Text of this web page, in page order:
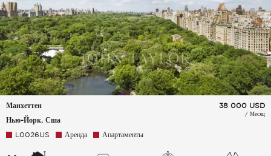
Манхеттен
Нью-Йорк, Сша
38 000 USD
/ Месяц
L0026US Аренда Апартаменты